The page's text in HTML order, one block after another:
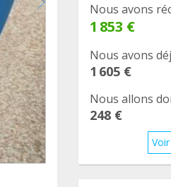
Nous avons
1 853 €
Nous avons
1 605 €
Nous allons
248 €